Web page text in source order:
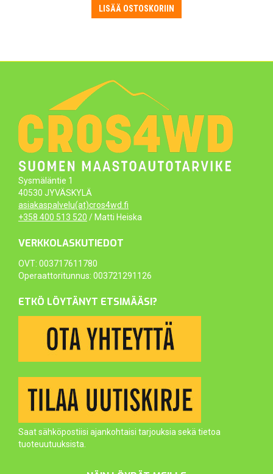
oli:
34,50 €.
on:
32,50 €.
LISÄÄ OSTOSKORIIN
Sysmäläntie 1
40530 JYVÄSKYLÄ
asiakaspalvelu(at)cros4wd.fi
+358 400 513 520 / Matti Heiska
VERKKOLASKUTIEDOT
OVT: 003717611780
Operaattoritunnus: 003721291126
ETKÖ LÖYTÄNYT ETSIMÄÄSI?
Saat sähköpostiisi ajankohtaisi tarjouksia sekä tietoa
tuoteuutuuksista.